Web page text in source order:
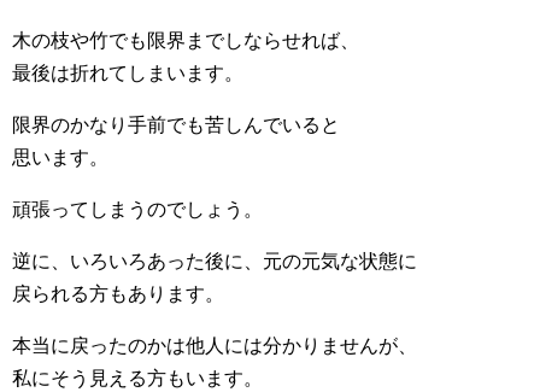
木の枝や竹でも限界までしならせれば、
最後は折れてしまいます。
限界のかなり手前でも苦しんでいると
思います。
頑張ってしまうのでしょう。
逆に、いろいろあった後に、元の元気な状態に
戻られる方もあります。
本当に戻ったのかは他人には分かりませんが、
私にそう見える方もいます。